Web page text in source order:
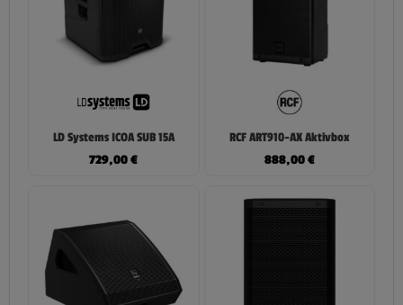
LD Systems ICOA SUB 15A
729,00€
RCF ART910-AX Aktivbox
888,00€